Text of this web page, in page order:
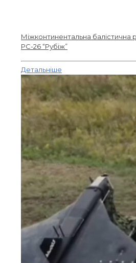
Міжконтинентальна балістична
РС-26 “Рубіж”
Детальніше